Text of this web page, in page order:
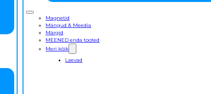
Magnetid
Mängud & Meedia
Märgid
MEENED enda tooted
Meri kõik
Laevad